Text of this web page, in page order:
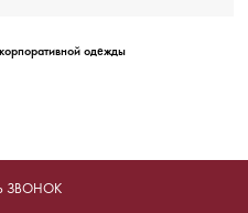
ЗВОНОК
одежды